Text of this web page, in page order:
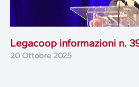
Legacoop informazioni n.
20 Ottobre 2025